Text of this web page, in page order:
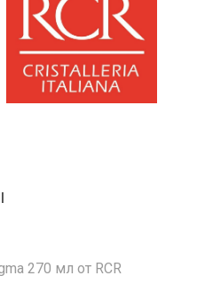
270 мл от RCR